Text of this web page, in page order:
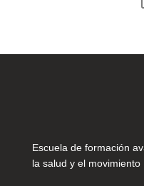
Escuela de formación
la salud y el movimiento